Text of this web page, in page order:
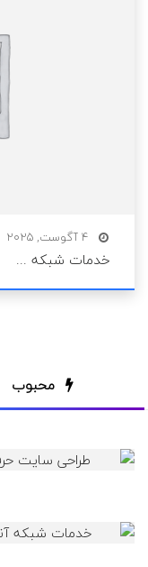
4 آگوست, 2025
خدمات شبکه ...
محبوب